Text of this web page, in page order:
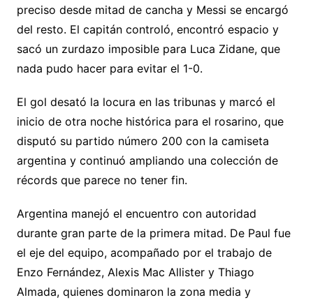
preciso desde mitad de cancha y Messi se encargó
del resto. El capitán controló, encontró espacio y
sacó un zurdazo imposible para Luca Zidane, que
nada pudo hacer para evitar el 1-0.
El gol desató la locura en las tribunas y marcó el
inicio de otra noche histórica para el rosarino, que
disputó su partido número 200 con la camiseta
argentina y continuó ampliando una colección de
récords que parece no tener fin.
Argentina manejó el encuentro con autoridad
durante gran parte de la primera mitad. De Paul fue
el eje del equipo, acompañado por el trabajo de
Enzo Fernández, Alexis Mac Allister y Thiago
Almada, quienes dominaron la zona media y